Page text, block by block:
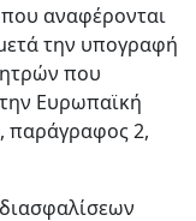
αναφέρονται
την υπογραφή
που
Ευρωπαϊκή
παράγραφος 2,